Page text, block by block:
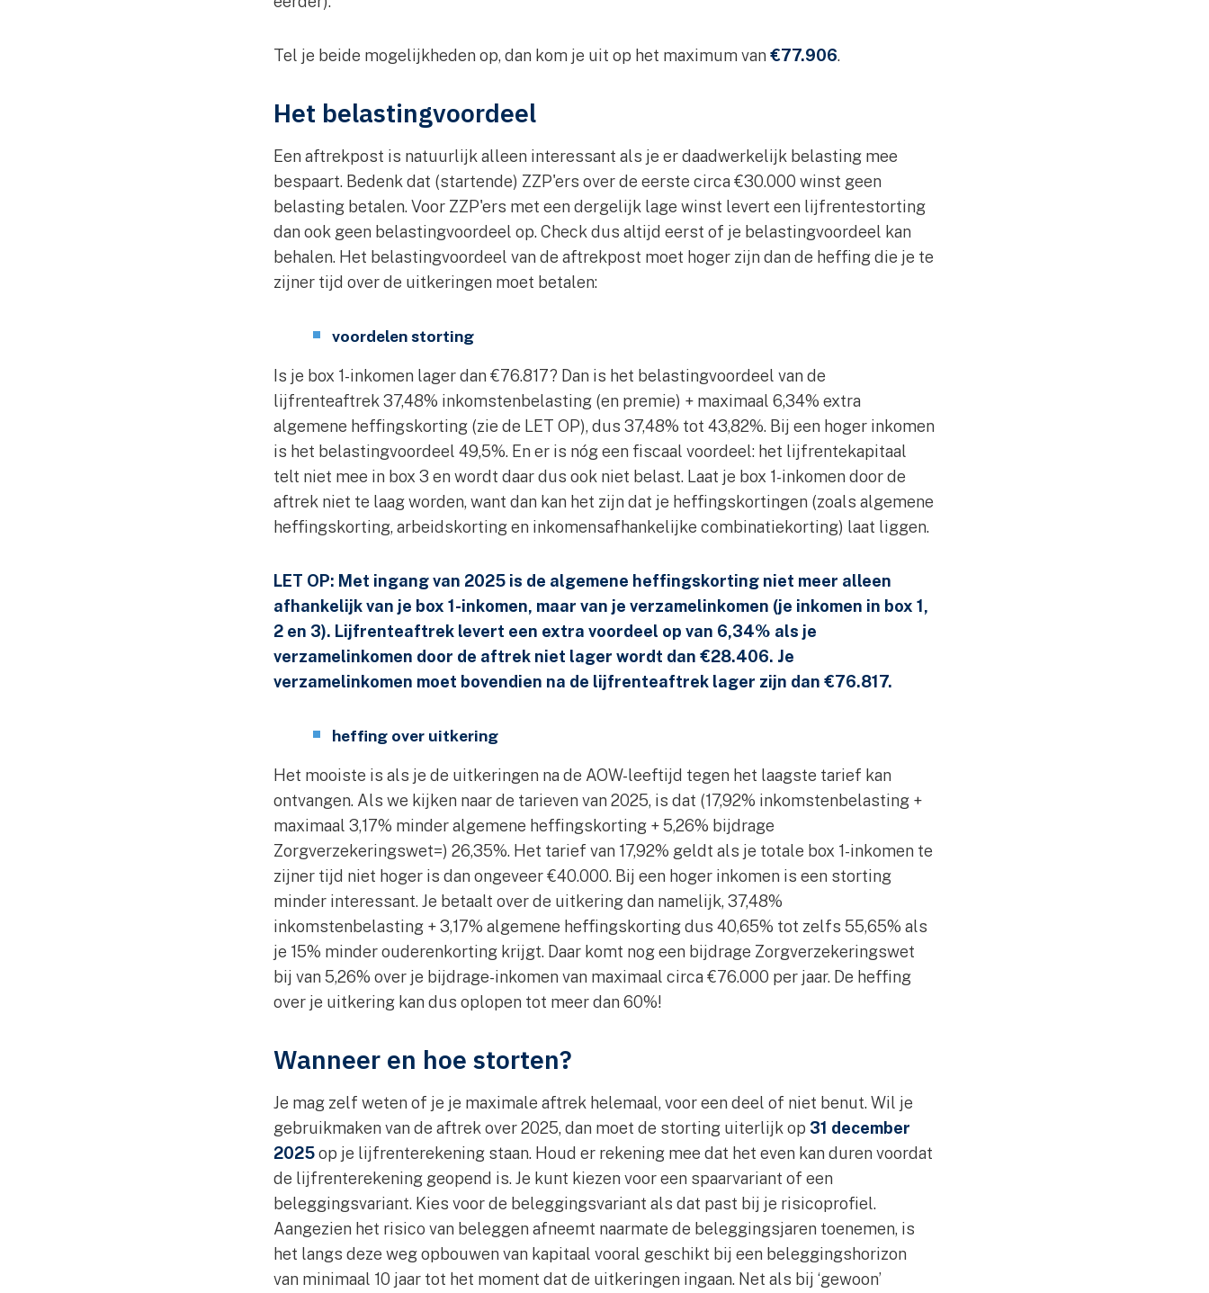
Tel je beide mogelijkheden op, dan kom je uit op het maximum van €77.906.
Het belastingvoordeel
Een aftrekpost is natuurlijk alleen interessant als je er daadwerkelijk belasting mee
bespaart. Bedenk dat (startende) ZZP'ers over de eerste circa €30.000 winst geen
belasting betalen. Voor ZZP'ers met een dergelijk lage winst levert een lijfrentestorting
dan ook geen belastingvoordeel op. Check dus altijd eerst of je belastingvoordeel kan
behalen. Het belastingvoordeel van de aftrekpost moet hoger zijn dan de heffing die je te
zijner tijd over de uitkeringen moet betalen:
voordelen storting
Is je box 1-inkomen lager dan €76.817? Dan is het belastingvoordeel van de
lijfrenteaftrek 37,48% inkomstenbelasting (en premie) + maximaal 6,34% extra
algemene heffingskorting (zie de LET OP), dus 37,48% tot 43,82%. Bij een hoger inkomen
is het belastingvoordeel 49,5%. En er is nóg een fiscaal voordeel: het lijfrentekapitaal
telt niet mee in box 3 en wordt daar dus ook niet belast. Laat je box 1-inkomen door de
aftrek niet te laag worden, want dan kan het zijn dat je heffingskortingen (zoals algemene
heffingskorting, arbeidskorting en inkomensafhankelijke combinatiekorting) laat liggen.
LET OP: Met ingang van 2025 is de algemene heffingskorting niet meer alleen
afhankelijk van je box 1-inkomen, maar van je verzamelinkomen (je inkomen in box 1,
2 en 3). Lijfrenteaftrek levert een extra voordeel op van 6,34% als je
verzamelinkomen door de aftrek niet lager wordt dan €28.406. Je
verzamelinkomen moet bovendien na de lijfrenteaftrek lager zijn dan €76.817.
heffing over uitkering
Het mooiste is als je de uitkeringen na de AOW-leeftijd tegen het laagste tarief kan
ontvangen. Als we kijken naar de tarieven van 2025, is dat (17,92% inkomstenbelasting +
maximaal 3,17% minder algemene heffingskorting + 5,26% bijdrage
Zorgverzekeringswet=) 26,35%. Het tarief van 17,92% geldt als je totale box 1-inkomen te
zijner tijd niet hoger is dan ongeveer €40.000. Bij een hoger inkomen is een storting
minder interessant. Je betaalt over de uitkering dan namelijk, 37,48%
inkomstenbelasting + 3,17% algemene heffingskorting dus 40,65% tot zelfs 55,65% als
je 15% minder ouderenkorting krijgt. Daar komt nog een bijdrage Zorgverzekeringswet
bij van 5,26% over je bijdrage-inkomen van maximaal circa €76.000 per jaar. De heffing
over je uitkering kan dus oplopen tot meer dan 60%!
Wanneer en hoe storten?
Je mag zelf weten of je je maximale aftrek helemaal, voor een deel of niet benut. Wil je
gebruikmaken van de aftrek over 2025, dan moet de storting uiterlijk op 31 december
2025op je lijfrenterekening staan. Houd er rekening mee dat het even kan duren voordat
de lijfrenterekening geopend is. Je kunt kiezen voor een spaarvariant of een
beleggingsvariant. Kies voor de beleggingsvariant als dat past bij je risicoprofiel.
Aangezien het risico van beleggen afneemt naarmate de beleggingsjaren toenemen, is
het langs deze weg opbouwen van kapitaal vooral geschikt bij een beleggingshorizon
van minimaal 10 jaar tot het moment dat de uitkeringen ingaan. Net als bij ‘gewoon’